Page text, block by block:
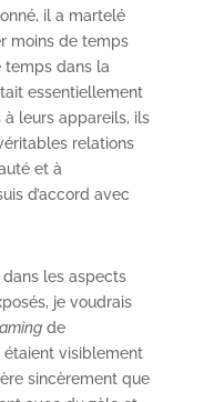
il a martelé
moins de temps
dans la
essentiellement
à leurs appareils, ils
relations
et à
d’accord avec
les aspects
je voudrais
de
étaient visiblement
sincèrement que